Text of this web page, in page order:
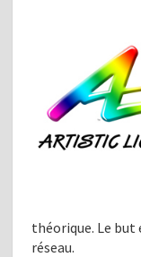
théorique. Le but
réseau.